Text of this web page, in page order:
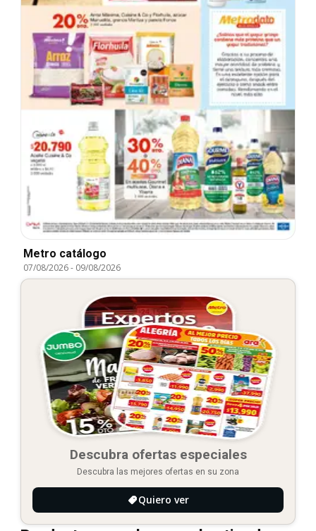
Metro catálogo
07/08/2026- 09/08/2026
Descubra ofertas especiales
Descubra las mejores ofertas en su zona
Quiero ver